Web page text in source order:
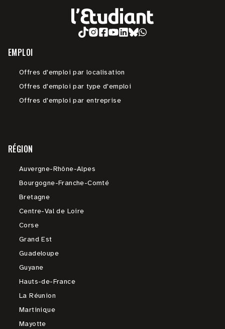
EMPLOI
Offres d'emploi par localisation
Offres d'emploi par type d'emploi
Offres d'emploi par entreprise
RÉGION
Auvergne-Rhône-Alpes
Bourgogne-Franche-Comté
Bretagne
Centre-Val de Loire
Corse
Grand Est
Guadeloupe
Guyane
Hauts-de-France
La Réunion
Martinique
Mayotte